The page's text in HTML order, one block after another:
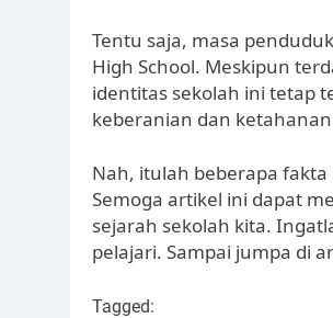
Tentu saja, masa
High School. Meskipun
identitas sekolah ini tetap
keberanian dan
Nah, itulah beberapa
Semoga artikel ini dapat
sejarah sekolah kita.
pelajari. Sampai jumpa di
Tagged: